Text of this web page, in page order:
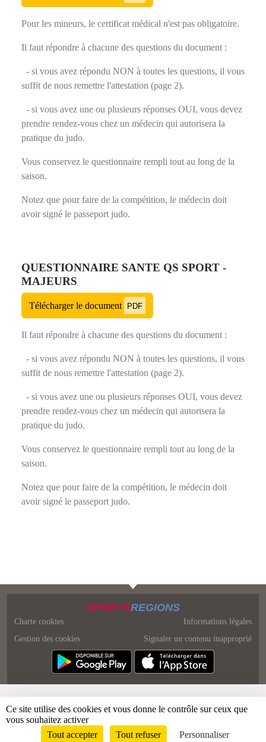
Pour les mineurs, le certificat médical n'est pas obligatoire.
Il faut répondre à chacune des questions du document :
- si vous avez répondu NON à toutes les questions, il vous
suffit de nous remettre l'attestation (page 2).
- si vous avez une ou plusieurs réponses OUI, vous devez
prendre rendez-vous chez un médecin qui autorisera la
pratique du judo.
Vous conservez le questionnaire rempli tout au long de la
saison.
Notez que pour faire de la compétition, le médecin doit
avoir signé le passeport judo.
QUESTIONNAIRE SANTE QS SPORT -
MAJEURS
Télécharger le document PDF
Il faut répondre à chacune des questions du document :
- si vous avez répondu NON à toutes les questions, il vous
suffit de nous remettre l'attestation (page 2).
- si vous avez une ou plusieurs réponses OUI, vous devez
prendre rendez-vous chez un médecin qui autorisera la
pratique du judo.
Vous conservez le questionnaire rempli tout au long de la
saison.
Notez que pour faire de la compétition, le médecin doit
avoir signé le passeport judo.
SPORTSREGIONS
Charte cookies
Gestion des cookies
Informations légales
Signaler un contenu inapproprié
Envie de participer ? Connexion
Ce site utilise des cookies et vous donne le contrôle sur ceux que
vous souhaitez activer
Tout accepter
Tout refuser Personnaliser